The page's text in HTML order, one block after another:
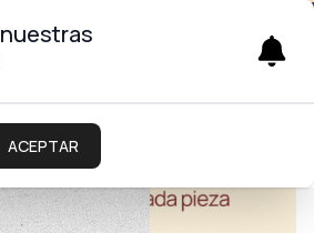
ACEPTAR